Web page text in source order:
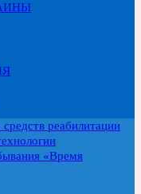
реабилитации
«Время